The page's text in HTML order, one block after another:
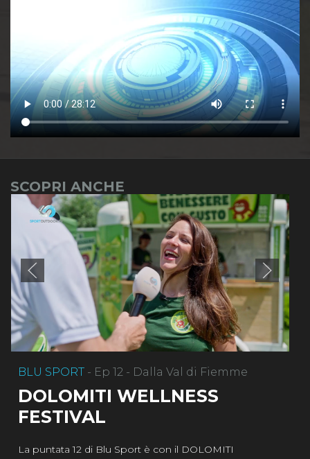
SCOPRI ANCHE
BLU SPORT - Ep 12 - Dalla Val di Fiemme
DOLOMITI WELLNESS
FESTIVAL
La puntata 12 di Blu Sport è con il DOLOMITI